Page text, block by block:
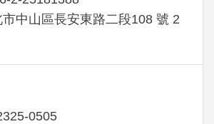
中山區長安東路二段108 號 2
0505